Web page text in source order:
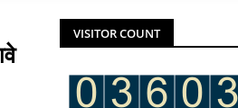
VISITOR COUNT